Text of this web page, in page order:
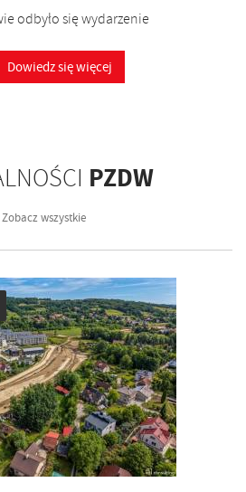
odbyło się wydarzenie
Dowiedz się więcej
PZDW
Zobacz wszystkie